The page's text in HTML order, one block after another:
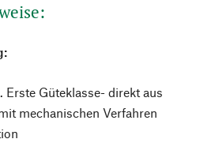
Erste Güteklasse- direkt aus
mechanischen Verfahren